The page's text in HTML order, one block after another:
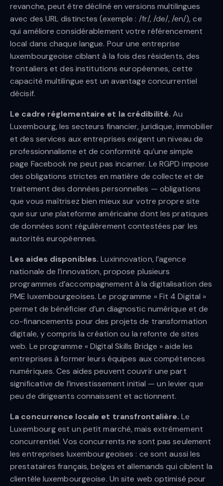
revanche, peut être décliné en versions multilingues
avec des URL distinctes (exemple : /fr/, /de/, /en/), ce
qui améliore considérablement votre référencement
local dans chaque langue. Pour une entreprise
luxembourgeoise ciblant à la fois des résidents, des
frontaliers et des institutions européennes, cette
capacité multilingue est un avantage concurrentiel
décisif.
Le cadre réglementaire et la crédibilité. Au
Luxembourg, les secteurs financier, juridique, immobilier
et des services aux entreprises exigent un niveau de
professionnalisme et de conformité qu’une simple
page Facebook ne peut pas incarner. Le RGPD impose
des obligations strictes en matière de collecte et de
traitement des données personnelles — obligations
que vous maîtrisez bien mieux sur votre propre site
que sur une plateforme américaine dont les pratiques
de données sont régulièrement contestées par les
autorités européennes.
Les aides disponibles. Luxinnovation, l’agence
nationale de l’innovation, propose plusieurs
programmes d’accompagnement à la digitalisation des
PME luxembourgeoises. Le programme « Fit 4 Digital »
permet de bénéficier d’un diagnostic numérique et de
co-financements pour des projets de transformation
digitale, y compris la création ou la refonte de sites
web. Le programme « Digital Skills Bridge » aide les
entreprises à former leurs équipes aux compétences
numériques. Ces aides peuvent couvrir une part
significative de l’investissement initial — un levier que
peu de dirigeants connaissent et actionnent.
La concurrence locale et transfrontalière. Le
Luxembourg est un petit marché, mais extrêmement
concurrentiel. Vos concurrents ne sont pas seulement
les entreprises luxembourgeoises : ce sont aussi les
prestataires français, belges et allemands qui ciblent la
clientèle luxembourgeoise. Un site web optimisé pour